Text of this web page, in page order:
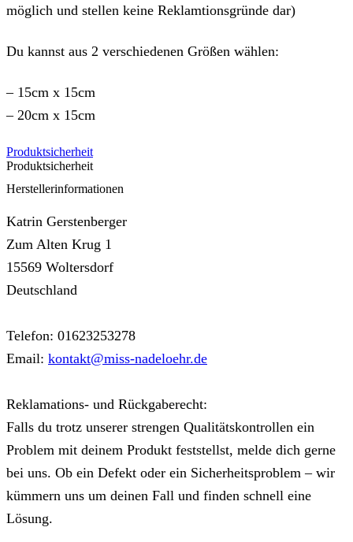
möglich und stellen keine Reklamtionsgründe dar)
Du kannst aus 2 verschiedenen Größen wählen:
– 15cm x 15cm
– 20cm x 15cm
Produktsicherheit
Produktsicherheit
Herstellerinformationen
Katrin Gerstenberger
Zum Alten Krug 1
15569 Woltersdorf
Deutschland
Telefon: 01623253278
Email: kontakt@miss-nadeloehr.de
Reklamations- und Rückgaberecht:
Falls du trotz unserer strengen Qualitätskontrollen ein
Problem mit deinem Produkt feststellst, melde dich gerne
bei uns. Ob ein Defekt oder ein Sicherheitsproblem – wir
kümmern uns um deinen Fall und finden schnell eine
Lösung.